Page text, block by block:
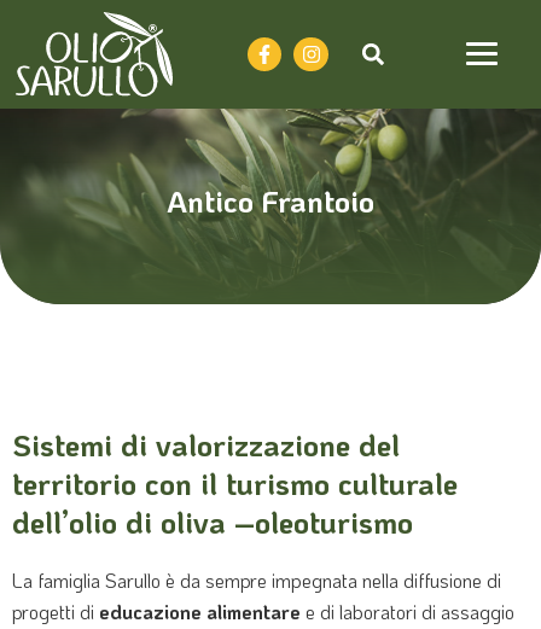
Antico Frantoio
Sistemi di valorizzazione del
territorio con il turismo culturale
dell’olio di oliva –oleoturismo
La famiglia Sarullo è da sempre impegnata nella diffusione di
progetti di educazione alimentare e di laboratori di assaggio